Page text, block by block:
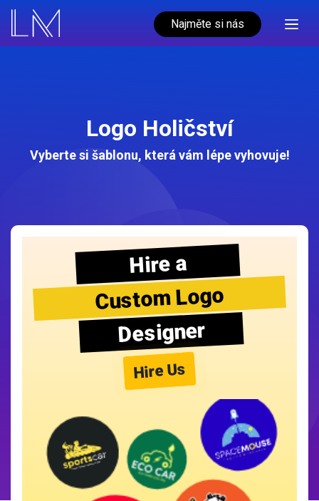
Najměte si nás
Logo Holičství
Vyberte si šablonu, která vám lépe vyhovuje!
Hire a
Custom Logo
Designer
Hire Us